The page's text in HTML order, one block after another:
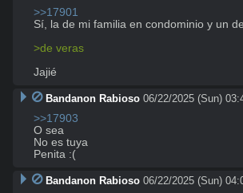
>>17901
Sí, la de mi familia en condominio y un
>de veras
Jajié
Bandanon Rabioso 06/22/2025 (Sun)
>>17903
O sea
No es tuya
Penita :(
Bandanon Rabioso 06/22/2025 (Sun)